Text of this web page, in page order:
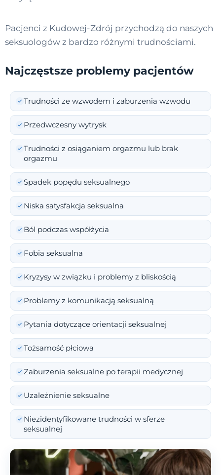
Pacjenci z Kudowej-Zdrój przychodzą do naszych
seksuologów z bardzo różnymi trudnościami.
Najczęstsze problemy pacjentów
Trudności ze wzwodem i zaburzenia wzwodu
Przedwczesny wytrysk
Trudności z osiąganiem orgazmu lub brak
orgazmu
Spadek popędu seksualnego
Niska satysfakcja seksualna
Ból podczas współżycia
Fobia seksualna
Kryzysy w związku i problemy z bliskością
Problemy z komunikacją seksualną
Pytania dotyczące orientacji seksualnej
Tożsamość płciowa
Zaburzenia seksualne po terapii medycznej
Uzależnienie seksualne
Niezidentyfikowane trudności w sferze
seksualnej